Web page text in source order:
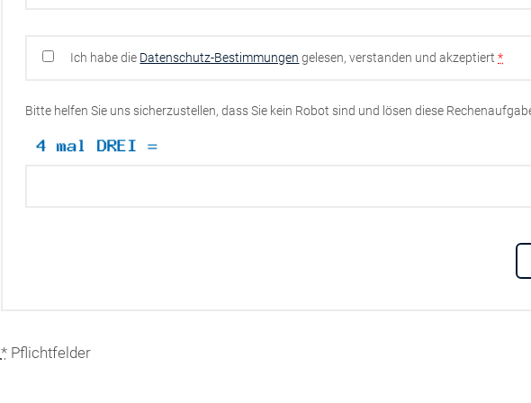
Ich habe die Datenschutz-Bestimmungen gelesen, verstanden und akzeptiert*
Bitte helfen Sie uns sicherzustellen, dass Sie kein Robot sind und lösen diese
*Pflichtfelder